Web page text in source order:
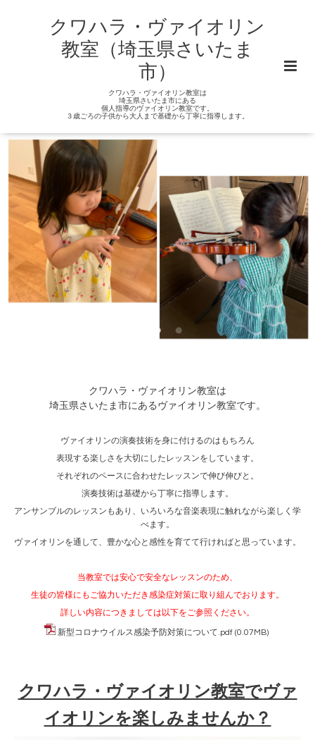
クワハラ・ヴァイオリン
教室（埼玉県さいたま
市）
クワハラ・ヴァイオリン教室は
埼玉県さいたま市にある
個人指導のヴァイオリン教室です。
３歳ごろの子供から大人まで基礎から丁寧に指導します。
クワハラ・ヴァイオリン教室は
埼玉県さいたま市にあるヴァイオリン教室です。
ヴァイオリンの演奏技術を身に付けるのはもちろん
表現する楽しさを大切にしたレッスンをしています。
それぞれのペースに合わせたレッスンで伸び伸びと。
演奏技術は基礎から丁寧に指導します。
アンサンブルのレッスンもあり、いろいろな音楽表現に触れながら楽しく学
べます。
ヴァイオリンを通して、豊かな心と感性を育てて行ければと思っています。
当教室では安心で安全なレッスンのため、
生徒の皆様にもご協力いただき感染症対策に取り組んでおります。
詳しい内容につきましては以下をご参照ください。
新型コロナウイルス感染予防対策について.pdf (0.07MB)
クワハラ・ヴァイオリン教室でヴァ
イオリンを楽しみませんか？